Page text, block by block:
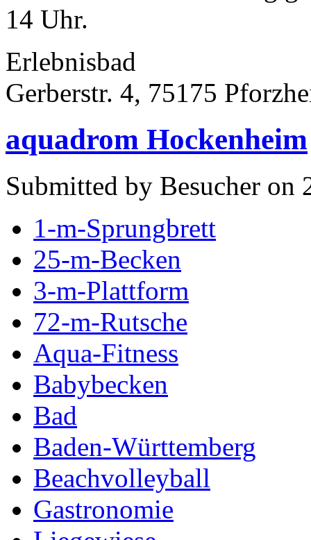
14 Uhr.
Erlebnisbad
Gerberstr. 4, 75175
aquadrom Hockenheim
Submitted by Besucher on
1-m-Sprungbrett
25-m-Becken
3-m-Plattform
72-m-Rutsche
Aqua-Fitness
Babybecken
Bad
Baden-Württemberg
Beachvolleyball
Gastronomie